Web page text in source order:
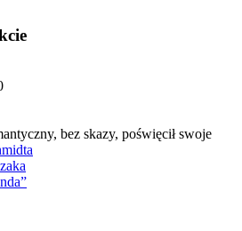
bez skazy, poświęcił swoje